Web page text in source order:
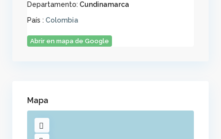
Departamento: Cundinamarca
País : Colombia
Abrir en mapa de Google
Mapa